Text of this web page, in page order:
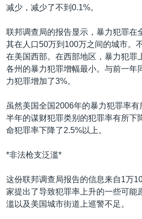
关注西藏
GEN Z 看美国
减少，减少了不到0.1%。
联邦调查局的报告显示，暴力犯罪在
其在人口50万到100万之间的城市。
在美国西部。在西部地区，暴力犯罪
各州的暴力犯罪增幅最小。与前一年
力犯罪增加了3%。
虽然美国全国2006年的暴力犯罪率
半年的谋财犯罪类别的犯罪率有所下
命犯罪率下降了2.5%以上。
*非法枪支泛滥*
这份联邦调查局报告的信息来自1万
家提出了导致犯罪率上升的一些可能
滥以及美国城市街道上巡警不足。